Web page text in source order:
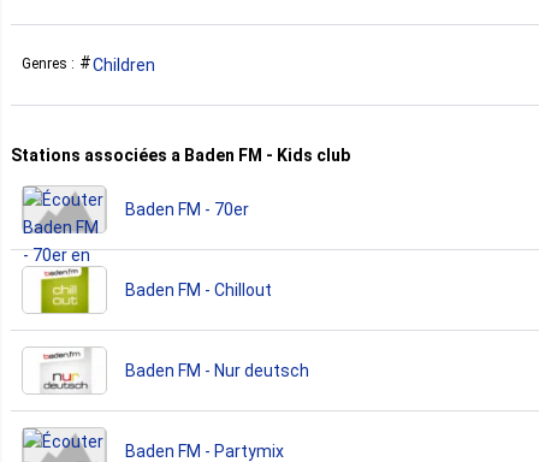
Genres : Children
Stations associées a Baden FM - Kids club
Baden FM - 70er
Baden FM - Chillout
Baden FM - Nur deutsch
Baden FM - Partymix